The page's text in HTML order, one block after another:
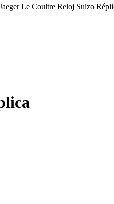
Le Coultre Reloj Suizo